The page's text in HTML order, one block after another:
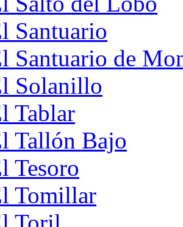
Santuario
Santuario de
Solanillo
Tablar
Tallón Bajo
Tesoro
Tomillar